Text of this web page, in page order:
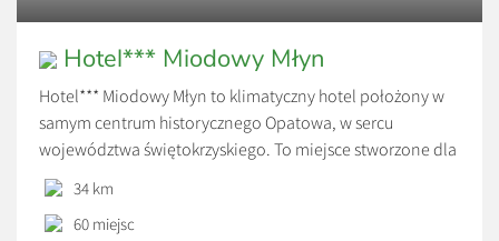
Hotel*** Miodowy Młyn
Hotel*** Miodowy Młyn to klimatyczny hotel położony w
samym centrum historycznego Opatowa, w sercu
województwa świętokrzyskiego. To miejsce stworzone dla
osób szukających spokojnego wypoczynku, komfortowych
noclegów oraz wyjątkowej atmosfery z dala od dużych,
bezosobowych hoteli.
34 km
60 miejsc